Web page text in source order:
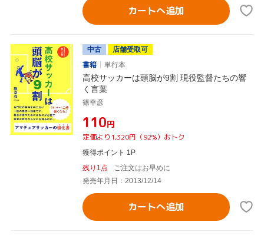
カートへ追加
中古
店舗受取可
書籍
単行本
高校サッカーは頭脳が9割 現役監督たちの響
く言葉
篠幸彦
¥110円
定価より1,320円（92%）おトク
獲得ポイント 1P
残り1点
ご注文はお早めに
発売年月日：2013/12/14
カートへ追加